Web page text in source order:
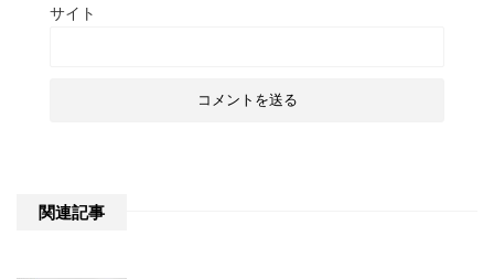
サイト
関連記事